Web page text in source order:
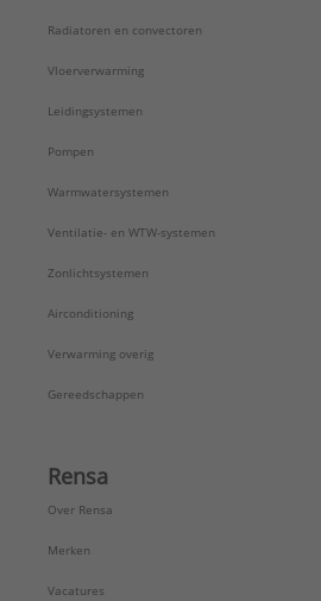
Radiatoren en convectoren
Vloerverwarming
Leidingsystemen
Pompen
Warmwatersystemen
Ventilatie- en WTW-systemen
Zonlichtsystemen
Airconditioning
Verwarming overig
Gereedschappen
Rensa
Over Rensa
Merken
Vacatures